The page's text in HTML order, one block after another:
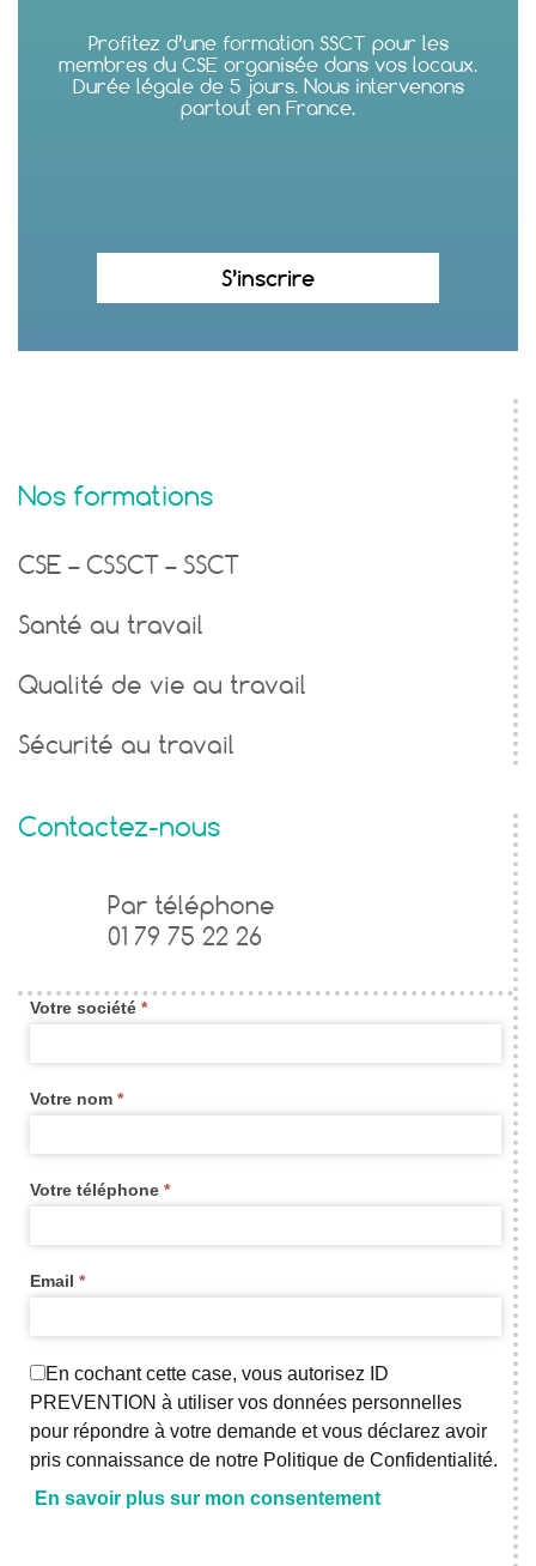
Profitez d’une formation SSCT pour les
membres du CSE organisée dans vos locaux.
Durée légale de 5 jours. Nous intervenons
partout en France.
S’inscrire
Nos formations
CSE – CSSCT – SSCT
Santé au travail
Qualité de vie au travail
Sécurité au travail
Contactez-nous
Formulaire
contact
Par téléphone
01 79 75 22 26
Votre société *
Votre nom *
Votre téléphone *
Email *
En cochant cette case, vous autorisez ID
PREVENTION à utiliser vos données personnelles
pour répondre à votre demande et vous déclarez avoir
pris connaissance de notre Politique de Confidentialité.
En savoir plus sur mon consentement